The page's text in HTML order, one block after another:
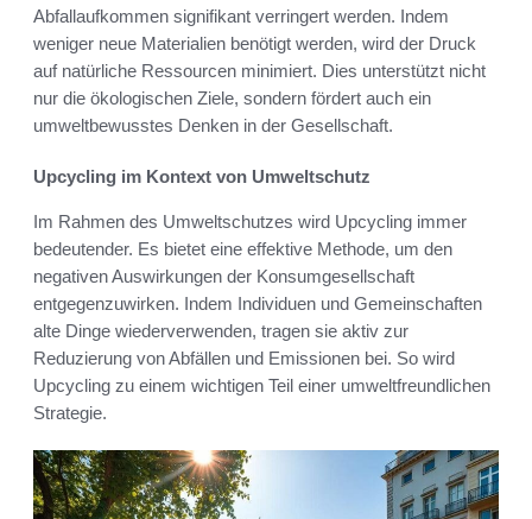
Abfallaufkommen signifikant verringert werden. Indem
weniger neue Materialien benötigt werden, wird der Druck
auf natürliche Ressourcen minimiert. Dies unterstützt nicht
nur die ökologischen Ziele, sondern fördert auch ein
umweltbewusstes Denken in der Gesellschaft.
Upcycling im Kontext von Umweltschutz
Im Rahmen des Umweltschutzes wird Upcycling immer
bedeutender. Es bietet eine effektive Methode, um den
negativen Auswirkungen der Konsumgesellschaft
entgegenzuwirken. Indem Individuen und Gemeinschaften
alte Dinge wiederverwenden, tragen sie aktiv zur
Reduzierung von Abfällen und Emissionen bei. So wird
Upcycling zu einem wichtigen Teil einer umweltfreundlichen
Strategie.